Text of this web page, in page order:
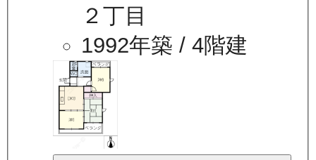
２丁目
1992年築 / 4階建